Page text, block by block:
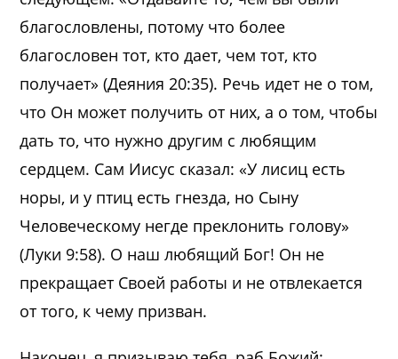
благословлены, потому что более
благословен тот, кто дает, чем тот, кто
получает» (Деяния 20:35). Речь идет не о том,
что Он может получить от них, а о том, чтобы
дать то, что нужно другим с любящим
сердцем. Сам Иисус сказал: «У лисиц есть
норы, и у птиц есть гнезда, но Сыну
Человеческому негде преклонить голову»
(Луки 9:58). О наш любящий Бог! Он не
прекращает Своей работы и не отвлекается
от того, к чему призван.